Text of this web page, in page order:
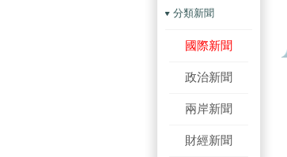
分類新聞
國際新聞
政治新聞
兩岸新聞
財經新聞